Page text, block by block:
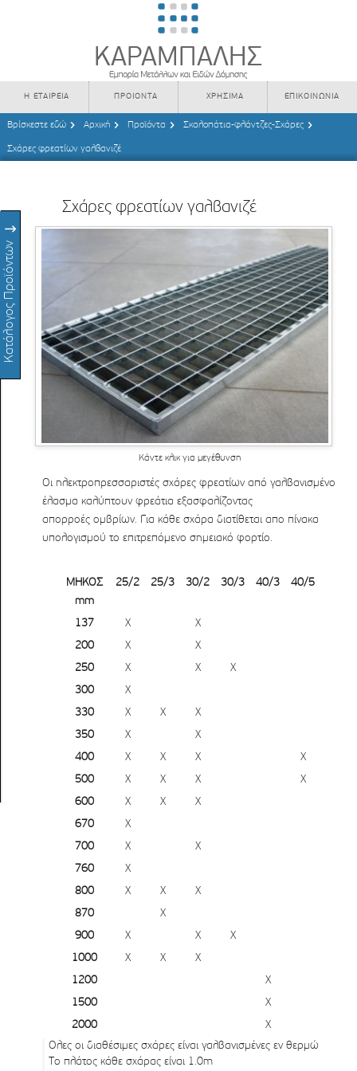
Η ΕΤΑΙΡΕΙΑ ΠΡΟΙΟΝΤΑ ΧΡΗΣΙΜΑ ΕΠΙΚΟΙΝΩΝΙΑ
Βρίσκεστε εδώ Αρχική Προϊόντα Σκαλοπάτια-φλάντζες-Σχάρες
Σχάρες φρεατίων γαλβανιζέ
Κατάλογος Προϊόντων
Σχάρες φρεατίων γαλβανιζέ
Κάντε κλικ για μεγέθυνση
Οι ηλεκτροπρεσσαριστές σχάρες φρεατίων από γαλβανισμένο
έλασμα καλύπτουν φρεάτια εξασφαλίζοντας
απορροές ομβρίων. Για κάθε σχάρα διατίθεται απο πίνακα
υπολογισμού το επιτρεπόμενο σημειακό φορτίο.
ΜΗΚΟΣ
mm
25/2 25/3 30/2 30/3 40/3 40/5
137 X
X
200
X
X
250
X X
X
300
X
330
X X
X
350
X
X
400
X X X
X
500
X X X
X
600
X X
X
670
X
700
X
X
760
X
800
X X
X
870
X
900
X X
X
1000
X X
X
1200
X
1500
X
2000
X
Ολες οι διαθέσιμες σχάρες είναι γαλβανισμένες εν θερμώ
Το πλάτος κάθε σχάρας είναι 1.0m